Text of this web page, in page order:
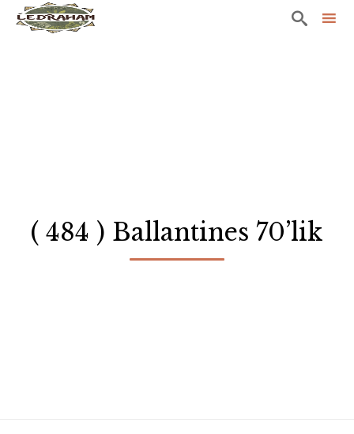

( 484 ) Ballantines 70’lik